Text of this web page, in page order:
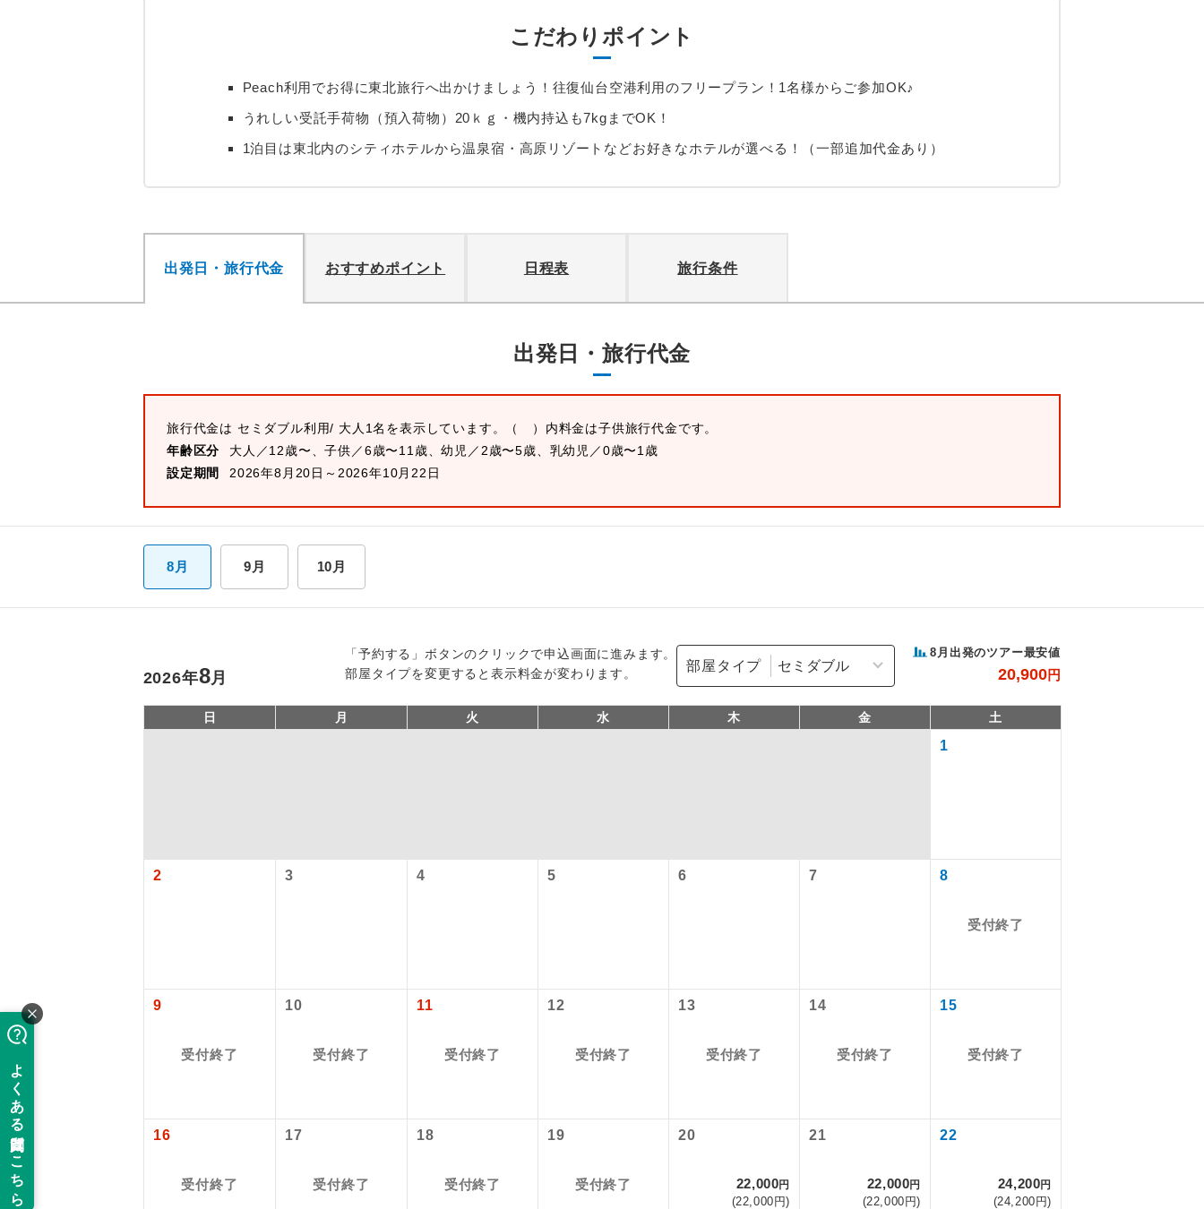
こだわりポイント
Peach利用でお得に東北旅行へ出かけましょう！往復仙台空港利用のフリープラン！1名様からご参加OK♪
うれしい受託手荷物（預入荷物）20ｋｇ・機内持込も7kgまでOK！
1泊目は東北内のシティホテルから温泉宿・高原リゾートなどお好きなホテルが選べる！（一部追加代金あり）
出発日・旅行代金 おすすめポイント 日程表 旅行条件
出発日・旅行代金
旅行代金は セミダブル利用/ 大人1名を表示しています。
（ ）内料金は子供旅行代金です。
年齢区分
大人／12歳〜、子供／6歳〜11歳、幼児／2歳〜5歳、乳幼児／0歳〜1歳
設定期間
2026年8月20日～2026年10月22日
8月 9月 10月
「予約する」ボタンのクリックで申込画面に進みます。
部屋タイプを変更すると表示料金が変わります。
部屋タイプ
8 月出発のツアー最安値
20,900円
2026年8月
日 月 火 水 木 金 土
1
2 3 4 5 6 7 8
受付終了
9
受付終了
10
受付終了
11
受付終了
12
受付終了
13
受付終了
14
受付終了
15
受付終了
16
受付終了
17
受付終了
18
受付終了
19
受付終了
20
22,000円
(22,000円)
21
22,000円
(22,000円)
22
24,200円
(24,200円)
旅行代金に国内旅客施設使用料は含まれておりません。別途お支払いが必要となります。
関空(2ﾀｰﾐﾅﾙ国内線出発)片道：大人510円、子供510円
仙台往復：大人580円、子供300円
添乗員同行
現地添乗員同行
同行します。
新コース 初登場のコースです。
ユネスコに登録されている文化遺産や自然遺産を訪ねるコー